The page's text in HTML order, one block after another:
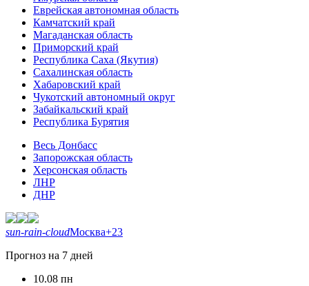
Еврейская автономная область
Камчатский край
Магаданская область
Приморский край
Республика Саха (Якутия)
Сахалинская область
Хабаровский край
Чукотский автономный округ
Забайкальский край
Республика Бурятия
Весь Донбасс
Запорожская область
Херсонская область
ЛНР
ДНР
sun-rain-cloudМосква+23
Прогноз на 7 дней
10.08 пн